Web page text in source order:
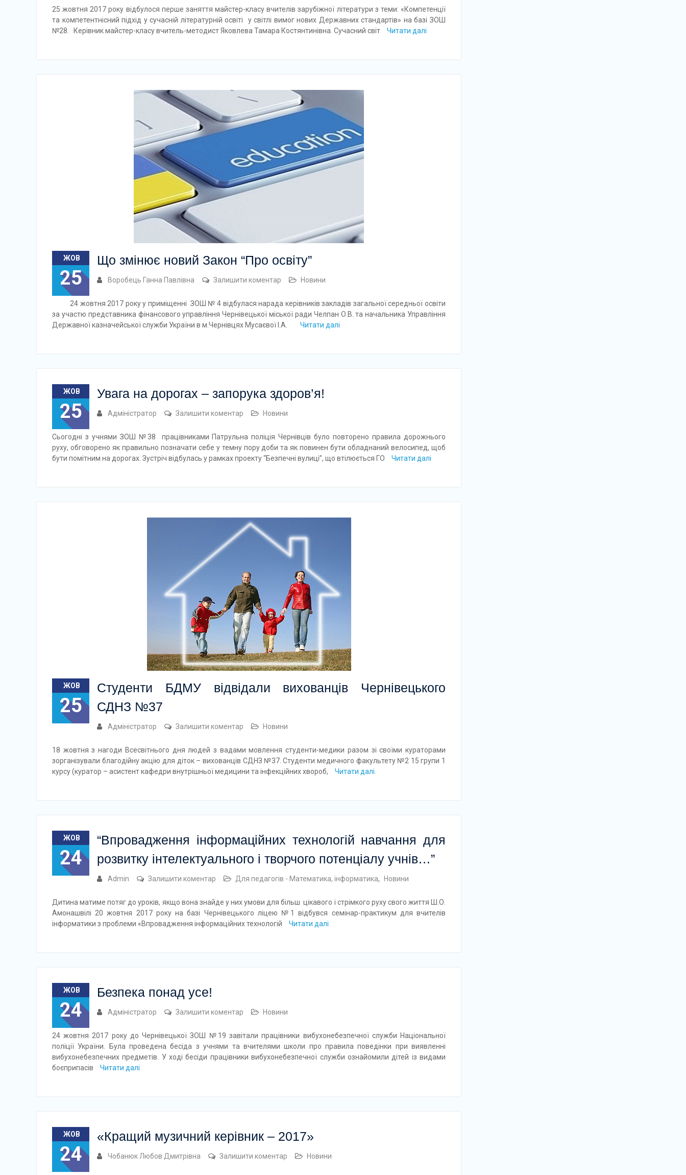
25 жовтня 2017 року відбулося перше заняття майстер-класу вчителів зарубіжної літератури з теми: «Компетенції
та компетентнісний підхід у сучасній літературній освіті у світлі вимог нових Державних стандартів» на базі ЗОШ
№28. Керівник майстер-класу вчитель-методист Яковлева Тамара Костянтинівна. Сучасний світ
Читати далі
ЖОВ
25
Що змінює новий Закон “Про освіту”
Воробець Ганна Павлівна Залишити коментар Новини
24 жовтня 2017 року у приміщенні ЗОШ № 4 відбулася нарада керівників закладів загальної середньої освіти
за участю представника фінансового управління Чернівецької міської ради Челпан О.В. та начальника Управління
Державної казначейської служби України в м.Чернівцях Мусаєвої І.А.
Читати далі
ЖОВ
25
Увага на дорогах – запорука здоров’я!
Адміністратор Залишити коментар Новини
Сьогодні з учнями ЗОШ №38 працівниками Патрульна поліція Чернівців було повторено правила дорожнього
руху, обговорено як правильно позначати себе у темну пору доби та як повинен бути обладнаний велосипед, щоб
бути помітним на дорогах. Зустріч відбулась у рамках проекту “Безпечні вулиці”, що втілюється ГО
Читати далі
ЖОВ
25
Студенти БДМУ відвідали вихованців Чернівецького
СДНЗ №37
Адміністратор Залишити коментар Новини
18 жовтня з нагоди Всесвітнього дня людей з вадами мовлення студенти-медики разом зі своїми кураторами
зорганізували благодійну акцію для діток – вихованців СДНЗ №37. Студенти медичного факультету №2 15 групи 1
курсу (куратор – асистент кафедри внутрішньої медицини та інфекційних хвороб,
Читати далі
ЖОВ
24
“Впровадження інформаційних технологій навчання для
розвитку інтелектуального і творчого потенціалу учнів…”
Admin Залишити коментар Для педагогів - Математика, інформатика, Новини
Дитина матиме потяг до уроків, якщо вона знайде у них умови для більш цікавого і стрімкого руху свого життя Ш.О.
Амонашвілі 20 жовтня 2017 року на базі Чернівецького ліцею №1 відбувся семінар-практикум для вчителів
інформатики з проблеми «Впровадження інформаційних технологій
Читати далі
ЖОВ
24
Безпека понад усе!
Адміністратор Залишити коментар Новини
24 жовтня 2017 року до Чернівецької ЗОШ №19 завітали працівники вибухонебезпечної служби Національної
поліції України. Була проведена бесіда з учнями та вчителями школи про правила поведінки при виявленні
вибухонебезпечних предметів. У ході бесіди працівники вибухонебезпечної служби ознайомили дітей із видами
боєприпасів
Читати далі
ЖОВ
24
«Кращий музичний керівник – 2017»
Чобанюк Любов Дмитрівна Залишити коментар Новини